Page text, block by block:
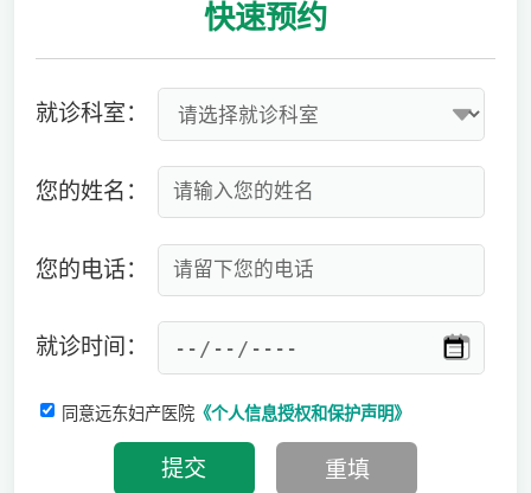
快速预约
就诊科室：
您的姓名：
您的电话：
就诊时间：
同意远东妇产医院《个人信息授权和保护声明》